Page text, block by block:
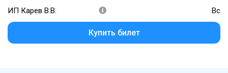
ИП Карев В.В. Вс
Купить билет